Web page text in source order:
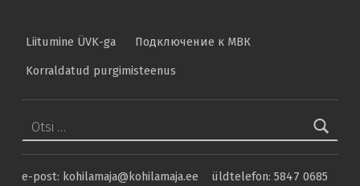
Liitumine ÜVK-ga
Подключение к МВК
Korraldatud purgimisteenus
e-post: kohilamaja@kohilamaja.ee üldtelefon: 5847 0685